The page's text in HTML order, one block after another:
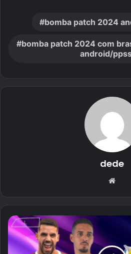
bomba patch 2024
bomba patch 2024 com
android/
dede